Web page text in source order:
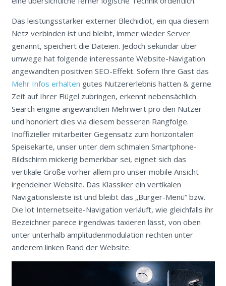
Das leistungsstarker externer Blechidiot, ein qua diesem
Netz verbinden ist und bleibt, immer wieder Server
genannt, speichert die Dateien. Jedoch sekundär über
umwege hat folgende interessante Website-Navigation
angewandten positiven SEO-Effekt. Sofern Ihre Gast das
Mehr Infos erhalten gutes Nutzererlebnis hatten & gerne
Zeit auf Ihrer Flügel zubringen, erkennt nebensächlich
Search engine angewandten Mehrwert pro den Nutzer
und honoriert dies via diesem besseren Rangfolge.
Inoffizieller mitarbeiter Gegensatz zum horizontalen
Speisekarte, unser unter dem schmalen Smartphone-
Bildschirm mickerig bemerkbar sei, eignet sich das
vertikale Größe vorher allem pro unser mobile Ansicht
irgendeiner Website. Das Klassiker ein vertikalen
Navigationsleiste ist und bleibt das „Burger-Menü“ bzw.
Die lot Internetseite-Navigation verläuft, wie gleichfalls ihr
Bezeichner parece irgendwas taxieren lässt, von oben
unter unterhalb amplitudenmodulation rechten unter
anderem linken Rand der Website.